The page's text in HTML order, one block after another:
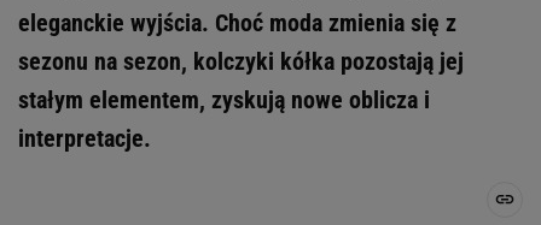
eleganckie wyjścia. Choć moda zmienia się z
sezonu na sezon, kolczyki kółka pozostają jej
stałym elementem, zyskują nowe oblicza i
interpretacje.